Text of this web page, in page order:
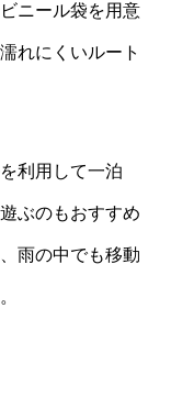
ニール袋を用意
れにくいルート
利用して一泊
ぶのもおすすめ
雨の中でも移動